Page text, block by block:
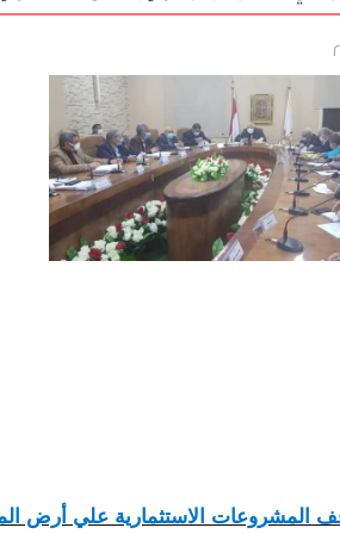
المشروعات الاستثمارية علي أرض